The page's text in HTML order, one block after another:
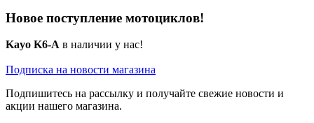
Новое поступление мотоциклов!
Kayo K6-A в наличии у нас!
Подписка на новости магазина
Подпишитесь на рассылку и получайте свежие новости и
акции нашего магазина.